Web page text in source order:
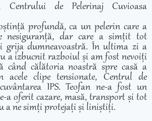
de Pelerinaj Cuvioasa
profundă, ca un pelerin care a
nesiguranță, dar care a simțit tot
grija dumneavoastră. În ultima zi a
a izbucnit razboiul și am fost nevoiți
când călătoria noastră spre casă a
acele clipe tensionate, Centrul de
IPS. Teofan ne-a fost un
a oferit cazare, masă, transport și tot
a ne simți protejați și liniștiți.